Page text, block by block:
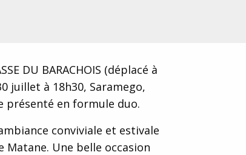
DU BARACHOIS (déplacé à
juillet à 18h30, Saramego,
présenté en formule duo.
conviviale et estivale
Matane. Une belle occasion